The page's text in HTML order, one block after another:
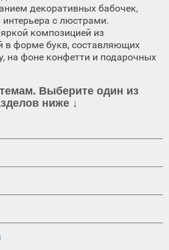
декоративных бабочек,
с люстрами.
композицией из
в форме букв, составляющих
на фоне конфетти и подарочных
Выберите один из
ниже ↓